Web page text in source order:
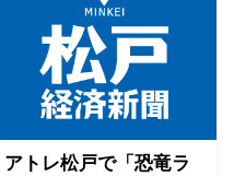
アトレ松戸で「恐竜ラ